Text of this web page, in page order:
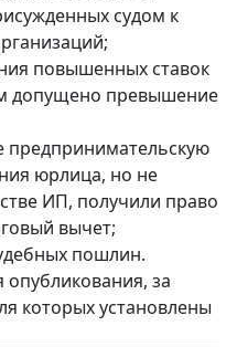
судом к
повышенных ставок
допущено превышение
юрлица, но не
ИП, получили право
вычет;
пошлин.
опубликования, за
которых установлены